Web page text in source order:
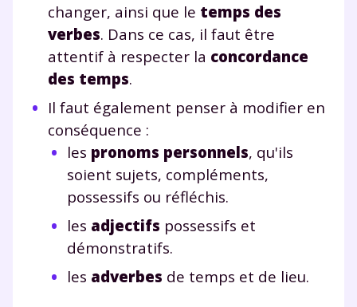
changer, ainsi que le temps des
verbes. Dans ce cas, il faut être
attentif à respecter la concordance
des temps.
Il faut également penser à modifier en
conséquence :
les pronoms personnels, qu'ils
soient sujets, compléments,
possessifs ou réfléchis.
les adjectifs possessifs et
démonstratifs.
les adverbes de temps et de lieu.